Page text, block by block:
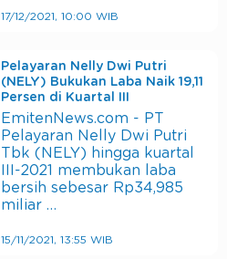
17/12/2021, 10:00 WIB
Pelayaran Nelly Dwi Putri
(NELY) Bukukan Laba Naik 19,11
Persen di Kuartal III
EmitenNews.com - PT
Pelayaran Nelly Dwi Putri
Tbk (NELY) hingga kuartal
III-2021 membukan laba
bersih sebesar Rp34,985
miliar …
15/11/2021, 13:55 WIB